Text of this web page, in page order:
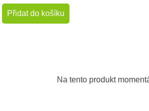
Přidat do košíku
Na tento produkt